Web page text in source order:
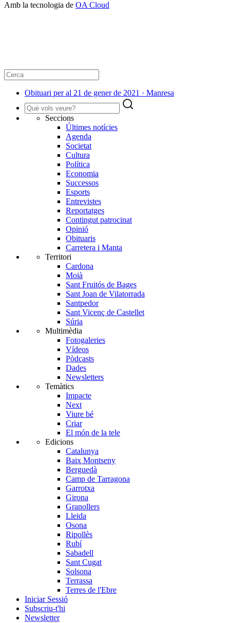
Amb la tecnologia de OA Cloud
Obituari per al 21 de gener de 2021 · Manresa
Seccions
Últimes notícies
Agenda
Societat
Cultura
Política
Economia
Successos
Esports
Entrevistes
Reportatges
Contingut patrocinat
Opinió
Obituaris
Carretera i Manta
Territori
Cardona
Moià
Sant Fruitós de Bages
Sant Joan de Vilatorrada
Santpedor
Sant Vicenç de Castellet
Súria
Multimèdia
Fotogaleries
Vídeos
Pòdcasts
Dades
Newsletters
Temàtics
Impacte
Next
Viure bé
Criar
El món de la tele
Edicions
Catalunya
Baix Montseny
Berguedà
Camp de Tarragona
Garrotxa
Girona
Granollers
Lleida
Osona
Ripollès
Rubí
Sabadell
Sant Cugat
Solsona
Terrassa
Terres de l'Ebre
Iniciar Sessió
Subscriu-t'hi
Newsletter